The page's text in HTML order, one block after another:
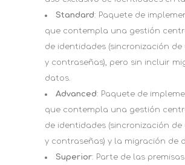
Standard: Paquete de
que contempla una gestión
de identidades (sincronización de
y contraseñas), pero sin incluir
datos.
Advanced: Paquete de
que contempla una gestión
de identidades (sincronización de
y contraseñas) y la migración de
Superior: Parte de las